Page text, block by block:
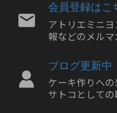
2024年05月
2024年04月
2024年02月
2024年01月
会員登録はこ
アトリエミニ
報などのメルマ
ブログ更新中
ケーキ作りへ
サトコとして